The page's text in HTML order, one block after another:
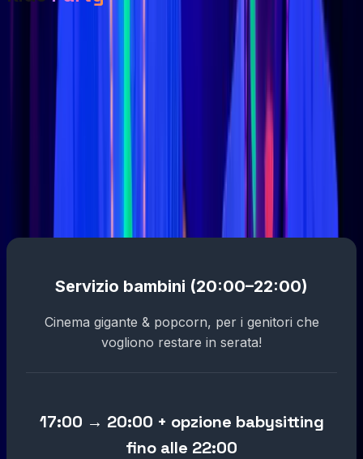
Servizio bambini (20:00–22:00)
Cinema gigante & popcorn, per i genitori che
vogliono restare in serata!
17:00 → 20:00 + opzione babysitting
fino alle 22:00